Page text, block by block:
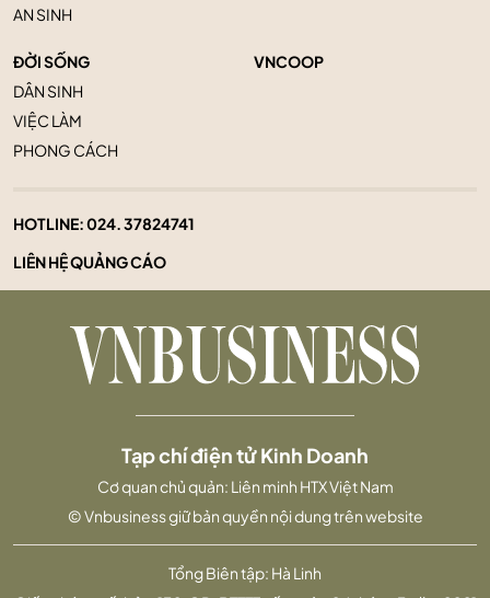
AN SINH
ĐỜI SỐNG
DÂN SINH
VIỆC LÀM
PHONG CÁCH
VNCOOP
HOTLINE:024. 37824741
LIÊN HỆ QUẢNG CÁO
Tổng Biên tập: Hà Linh
Tạp chí điện tử Kinh Doanh
Cơ quan chủ quản: Liên minh HTX Việt Nam
© Vnbusiness giữ bản quyền nội dung trên website